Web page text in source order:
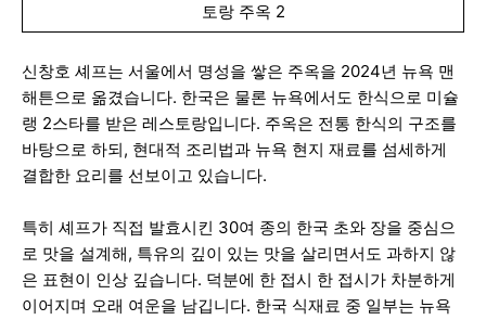
토랑 주옥 2
신창호 셰프는 서울에서 명성을 쌓은 주옥을 2024년 뉴욕 맨
해튼으로 옮겼습니다. 한국은 물론 뉴욕에서도 한식으로 미슐
랭 2스타를 받은 레스토랑입니다. 주옥은 전통 한식의 구조를
바탕으로 하되, 현대적 조리법과 뉴욕 현지 재료를 섬세하게
결합한 요리를 선보이고 있습니다.
특히 셰프가 직접 발효시킨 30여 종의 한국 초와 장을 중심으
로 맛을 설계해, 특유의 깊이 있는 맛을 살리면서도 과하지 않
은 표현이 인상 깊습니다. 덕분에 한 접시 한 접시가 차분하게
이어지며 오래 여운을 남깁니다. 한국 식재료 중 일부는 뉴욕